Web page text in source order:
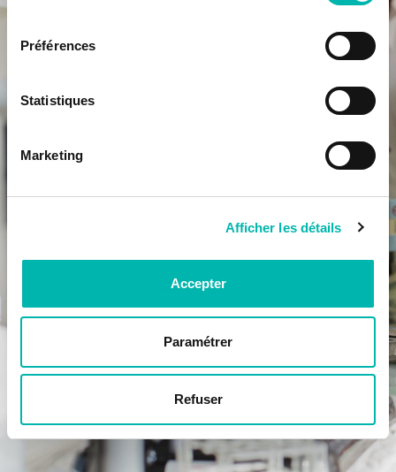
Préférences
Statistiques
Marketing
Afficher les détails
Accepter
Paramétrer
Refuser